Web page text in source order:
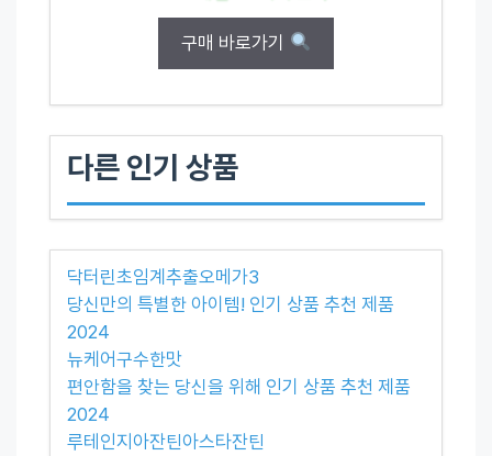
구매 바로가기
다른 인기 상품
닥터린초임계추출오메가3
당신만의 특별한 아이템! 인기 상품 추천 제품
2024
뉴케어구수한맛
편안함을 찾는 당신을 위해 인기 상품 추천 제품
2024
루테인지아잔틴아스타잔틴